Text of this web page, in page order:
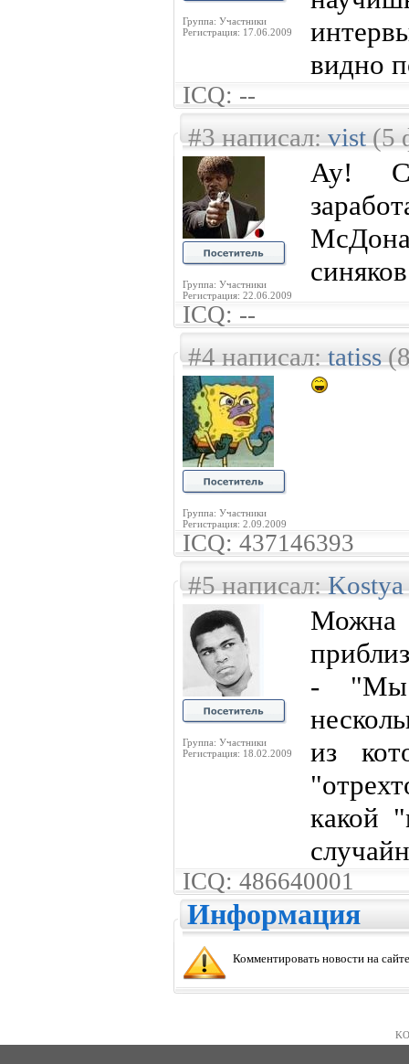
Группа: Участники
Регистрация: 17.06.2009
видно
ICQ: --
#3 написал:vist(5
Группа: Участники
Регистрация: 22.06.2009
Ау!
ICQ: --
#4 написал:tatiss
Группа: Участники
Регистрация: 2.09.2009
ICQ: 437146393
#5 написал:Kostya
Группа: Участники
Регистрация: 18.02.2009
Можна
- "Мы
из
какой
ICQ: 486640001
Информация
Комментировать новости на